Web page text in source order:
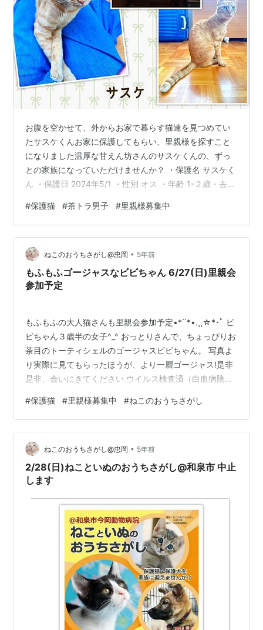
お腹を空かせて、外からお家で暮らす猫達を見つめてい
たサスケくんお家に保護してもらい、里親様を探すこと
になりました温厚な甘えん坊さんのサスケくんの、ずっ
との家族になっていただけませんか？ ・保護名 サスケく
ん ・保護日 2024年5/1 ・性別 オス ・年齢 1-２歳・去勢
を出すのを見つけました。おなかが空いてるのか中に入
れて欲しいのか、にゃーにゃー泣いてたので、ご飯をあ
げるようになりました。ご飯を置いておくと、他の外猫
やタヌキまで集まりだしたので保護する事にしました。
www.instagram.com 譲渡会の詳細は↓↓↓ www.izu…
#保護猫 #茶トラ男子 #里親様募集中
ねこのおうちさがし@忠岡 • 5年前
もふもふゴージャスなビビちゃん 6/27(日)里親会
参加予定
もふもふの大人猫さんも里親会参加予定•*¨*•.¸¸☆*･ﾟ ビ
ビちゃん３歳半の女子^_^ おっとりさんで、ちょっぴりお
茶目のトーティシェルのゴージャスビビちゃん。 写真よ
り実際に見てもらったほうが、より一層ゴージャス!是非
是非、会いにきてください ウイルス検査済（白血病陰
地域猫として生きてきました。性格が温厚で、安心でき
る環境でゆっくりと暮らさせてあげたくて保護し、里親
募集に至りました ビビちゃんを家族に迎え入れる事、ご
検討いただけませんか？ 里親会の詳細はこちら↓
www.izumineko22.com 里親募集サイト ハグー掲載中で
す …
#保護猫 #里親様募集中 #ねこのおうちさがし
ねこのおうちさがし@忠岡 • 5年前
2/28(日)ねこといぬのおうちさがし@和泉市 中止
します